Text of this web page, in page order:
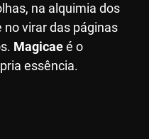
na alquimia dos
no virar das páginas
Magicaeé o
essência.